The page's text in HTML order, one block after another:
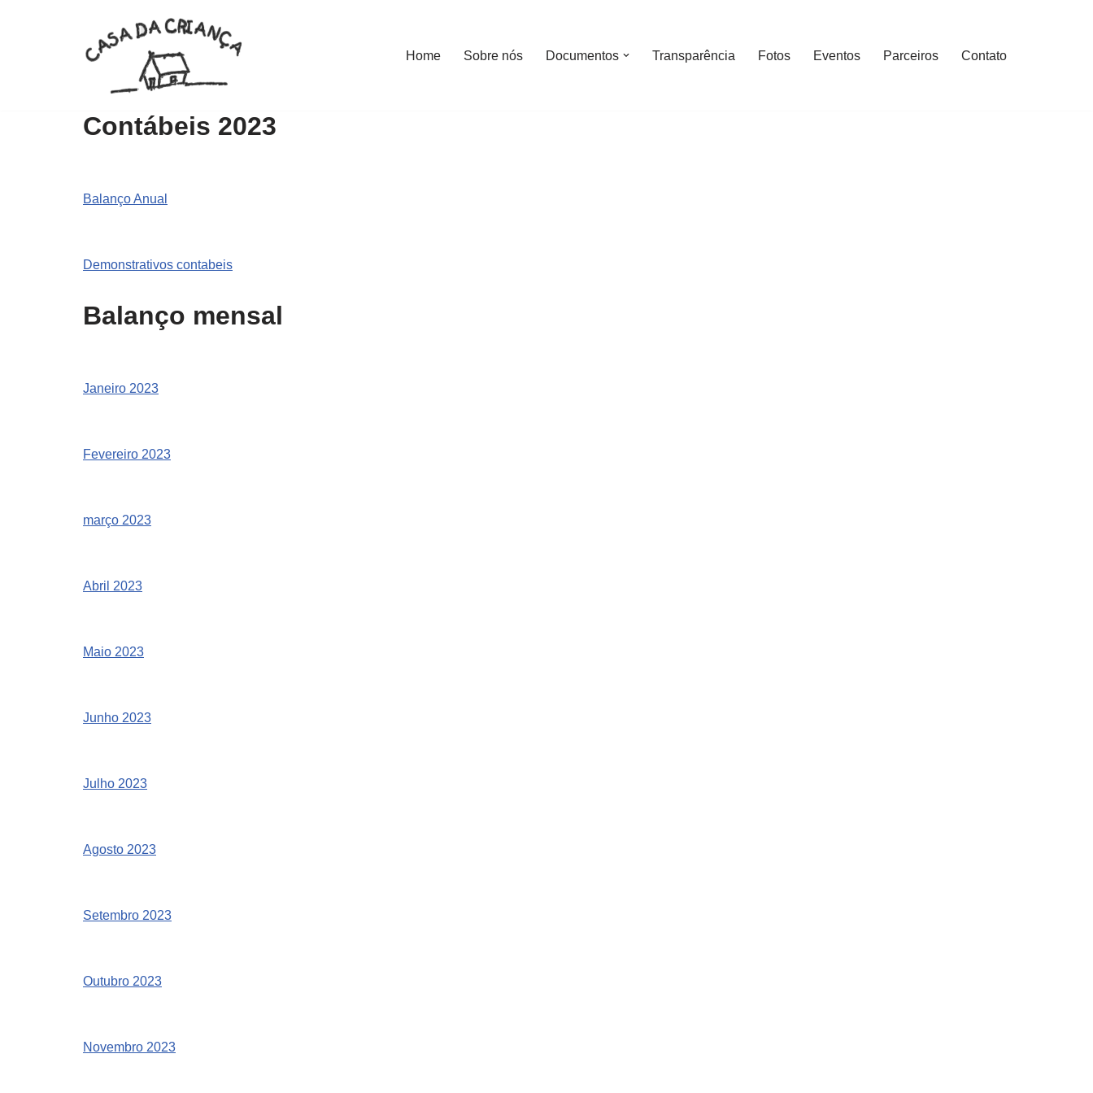
Home Sobre nós Documentos Transparência Fotos Eventos Parceiros Contato
Contábeis 2023
Balanço Anual
Demonstrativos contabeis
Balanço mensal
Janeiro 2023
Fevereiro 2023
março 2023
Abril 2023
Maio 2023
Junho 2023
Julho 2023
Agosto 2023
Setembro 2023
Outubro 2023
Novembro 2023